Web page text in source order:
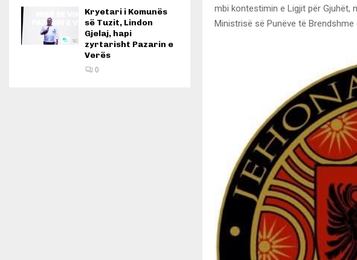
mbi kontestimin e Ligjit për Gjuhët,
Ministrisë së Punëve të
Kryetari i Komunës
së Tuzit, Lindon
Gjelaj, hapi
zyrtarisht Pazarin e
Verës
0